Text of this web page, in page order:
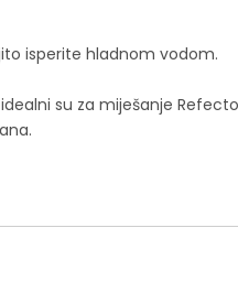
isperite hladnom vodom.
su za miješanje